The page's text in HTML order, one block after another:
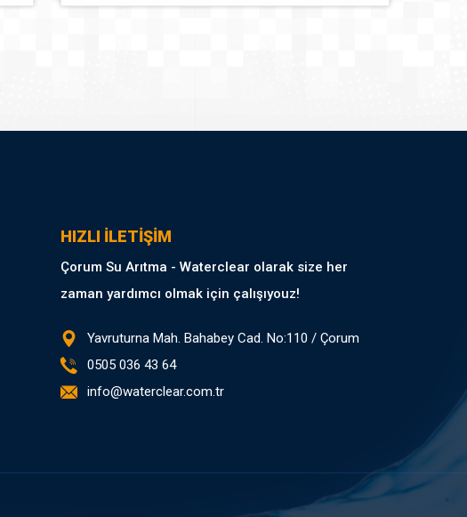
HIZLI İLETİŞİM
Çorum Su Arıtma - Waterclear olarak size her
zaman yardımcı olmak için çalışıyouz!
Yavruturna Mah. Bahabey Cad. No:110 / Çorum
0505 036 43 64
info@waterclear.com.tr